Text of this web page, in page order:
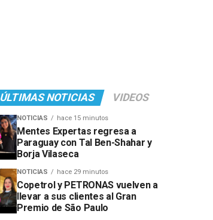
ÚLTIMAS NOTICIAS VIDEOS
NOTICIAS hace 15 minutos
Mentes Expertas regresa a
Paraguay con Tal Ben-Shahar y
Borja Vilaseca
NOTICIAS hace 29 minutos
Copetrol y PETRONAS vuelven a
llevar a sus clientes al Gran
Premio de São Paulo